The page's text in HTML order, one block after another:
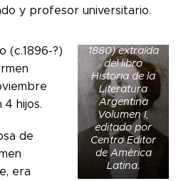
y profesor universitario.
Fotografía de
1880) extraída
del libro
Historia de la
Literatura
Argentina
Volumen I,
editado por
Centro Editor
de América
Latina.
(c.1896-?)
hijos.
de
era